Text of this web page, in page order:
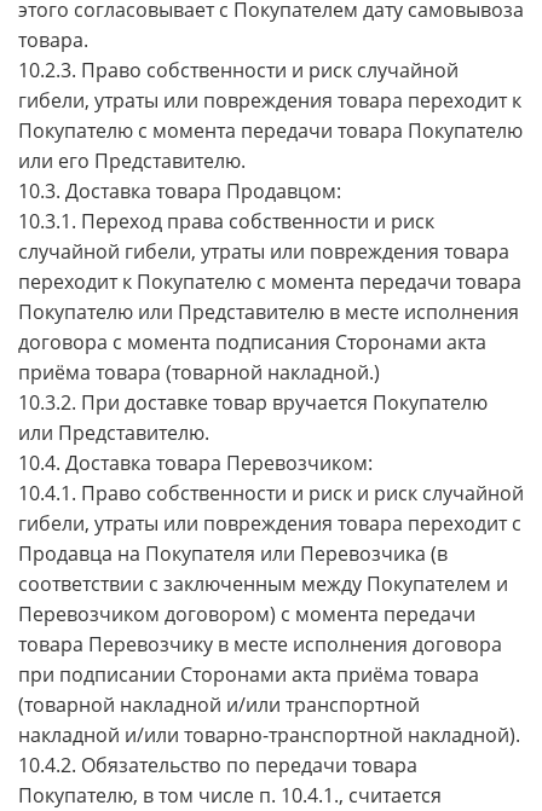
этого согласовывает с Покупателем дату самовывоза
товара.
10.2.3. Право собственности и риск случайной
гибели, утраты или повреждения товара переходит к
Покупателю с момента передачи товара Покупателю
или его Представителю.
10.3. Доставка товара Продавцом:
10.3.1. Переход права собственности и риск
случайной гибели, утраты или повреждения товара
переходит к Покупателю с момента передачи товара
Покупателю или Представителю в месте исполнения
договора с момента подписания Сторонами акта
приёма товара (товарной накладной.)
10.3.2. При доставке товар вручается Покупателю
или Представителю.
10.4. Доставка товара Перевозчиком:
10.4.1. Право собственности и риск и риск случайной
гибели, утраты или повреждения товара переходит с
Продавца на Покупателя или Перевозчика (в
соответствии с заключенным между Покупателем и
Перевозчиком договором) с момента передачи
товара Перевозчику в месте исполнения договора
при подписании Сторонами акта приёма товара
(товарной накладной и/или транспортной
накладной и/или товарно-транспортной накладной).
10.4.2. Обязательство по передачи товара
Покупателю, в том числе п. 10.4.1., считается